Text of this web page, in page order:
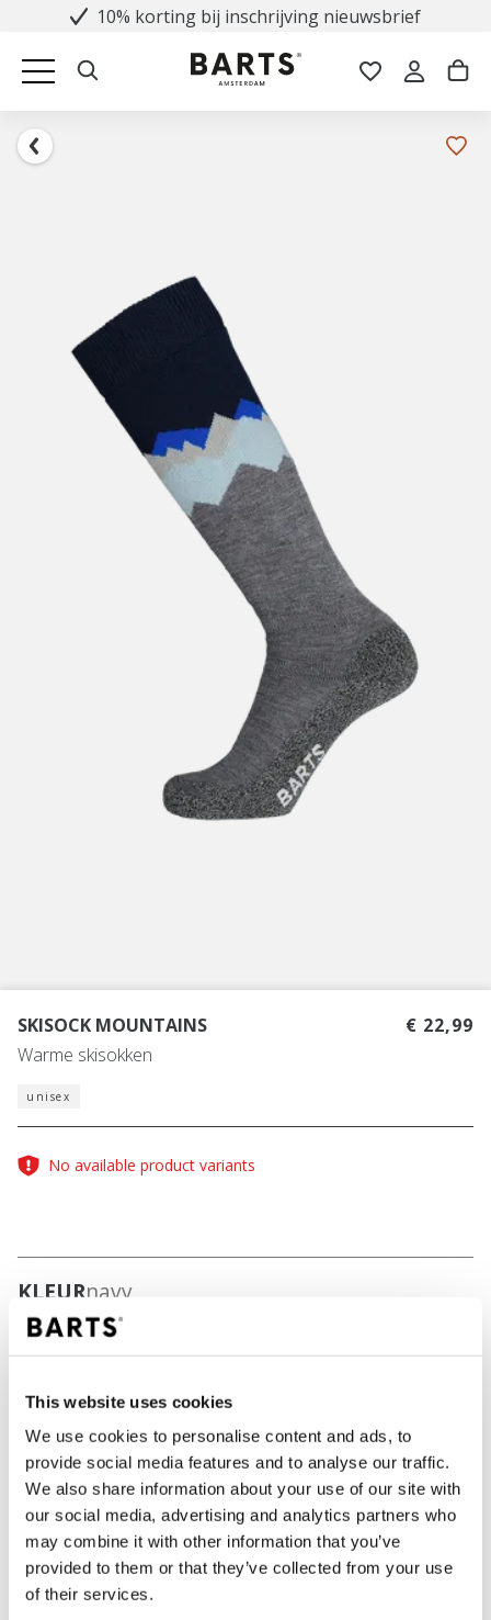
This website uses cookies
We use cookies to personalise content and ads, to
provide social media features and to analyse our traffic.
We also share information about your use of our site with
our social media, advertising and analytics partners who
may combine it with other information that you’ve
provided to them or that they’ve collected from your use
of their services.
10% korting bij inschrijving nieuwsbrief
SKISOCK MOUNTAINS
Warme skisokken
€ 22,99
unisex
No available product variants
KLEURnavy
IN WINKELWAGEN
Bestellingen die op werkdagen vóór 12:00 uur
worden geplaatst, worden dezelfde dag verzonden
Gratis verzending voor orders boven € 50,- binnen
Binnen 30 dagen retourneren